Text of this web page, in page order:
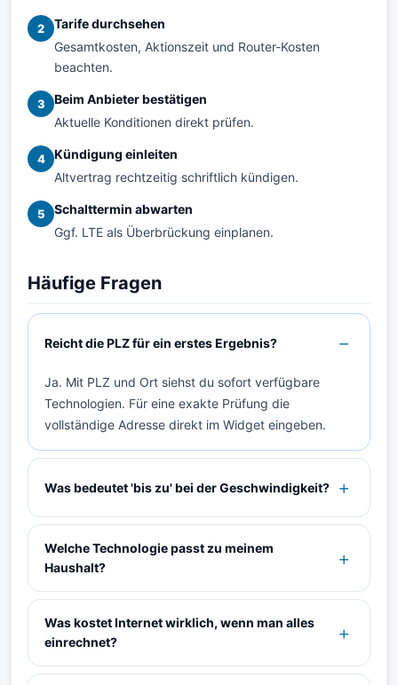
2
Tarife durchsehen
Gesamtkosten, Aktionszeit und Router-Kosten
beachten.
3
Beim Anbieter bestätigen
Aktuelle Konditionen direkt prüfen.
4
Kündigung einleiten
Altvertrag rechtzeitig schriftlich kündigen.
5
Schalttermin abwarten
Ggf. LTE als Überbrückung einplanen.
Häufige Fragen
Reicht die PLZ für ein erstes Ergebnis?
Ja. Mit PLZ und Ort siehst du sofort verfügbare
Technologien. Für eine exakte Prüfung die
vollständige Adresse direkt im Widget eingeben.
Was bedeutet 'bis zu' bei der Geschwindigkeit?
Welche Technologie passt zu meinem
Haushalt?
Was kostet Internet wirklich, wenn man alles
einrechnet?